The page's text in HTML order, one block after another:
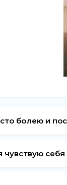
болею и
чувствую